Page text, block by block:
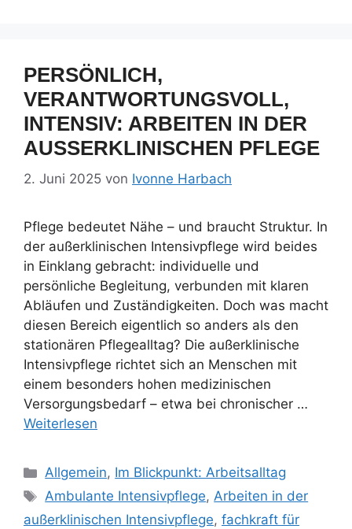
PERSÖNLICH,
VERANTWORTUNGSVOLL,
INTENSIV: ARBEITEN IN DER
AUSSERKLINISCHEN PFLEGE
2. Juni 2025 von Ivonne Harbach
Pflege bedeutet Nähe – und braucht Struktur. In
der außerklinischen Intensivpflege wird beides
in Einklang gebracht: individuelle und
persönliche Begleitung, verbunden mit klaren
Abläufen und Zuständigkeiten. Doch was macht
diesen Bereich eigentlich so anders als den
stationären Pflegealltag? Die außerklinische
Intensivpflege richtet sich an Menschen mit
einem besonders hohen medizinischen
Versorgungsbedarf – etwa bei chronischer …
Weiterlesen
Allgemein, Im Blickpunkt: Arbeitsalltag
Ambulante Intensivpflege,Arbeiten in der
außerklinischen Intensivpflege, fachkraft für